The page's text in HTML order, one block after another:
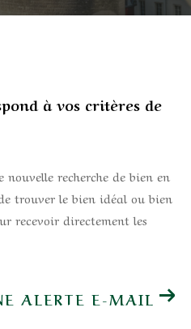
à vos critères de
recherche de bien en
trouver le bien idéal ou bien
recevoir directement les
ALERTE E-MAIL